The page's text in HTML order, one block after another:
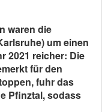
waren die
um einen
2021 reicher: Die
für den
fuhr das
Pfinztal, sodass